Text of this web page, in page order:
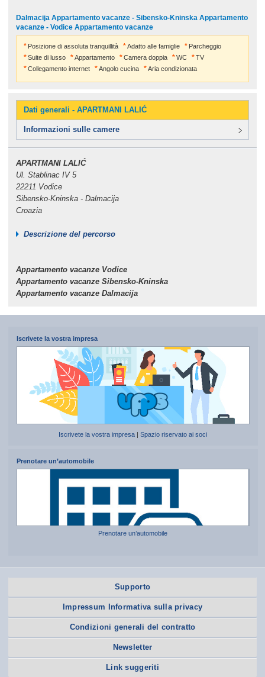
Dalmacija Appartamento vacanze - Sibensko-Kninska Appartamento
vacanze - Vodice Appartamento vacanze
Posizione di assoluta tranquillità Adatto alle famiglie
Parcheggio
Suite di lusso
Appartamento Camera doppia WC
TV
Collegamento internet
Angolo cucina Aria condizionata
Dati generali - APARTMANI LALIĆ
Informazioni sulle camere
APARTMANI LALIĆ
Ul. Stablinac IV 5
22211 Vodice
Sibensko-Kninska - Dalmacija
Croazia
Descrizione del percorso
Appartamento vacanze Vodice
Appartamento vacanze Sibensko-Kninska
Appartamento vacanze Dalmacija
Iscrivete la vostra impresa
Iscrivete la vostra impresa |Spazio riservato ai soci
Prenotare un’automobile
Prenotare un’automobile
Supporto
Impressum Informativa sulla privacy
Condizioni generali del contratto
Newsletter
Link suggeriti